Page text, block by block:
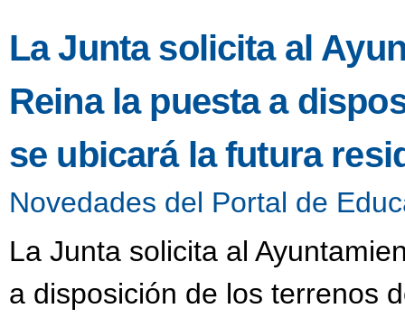
La Junta solicita al
Reina la puesta a
se ubicará la futura
Novedades del Portal de
La Junta solicita al
a disposición de los terrenos